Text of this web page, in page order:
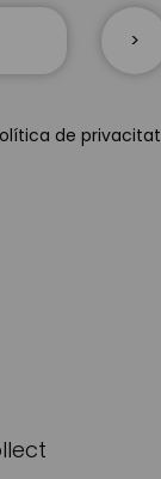
de privacitat